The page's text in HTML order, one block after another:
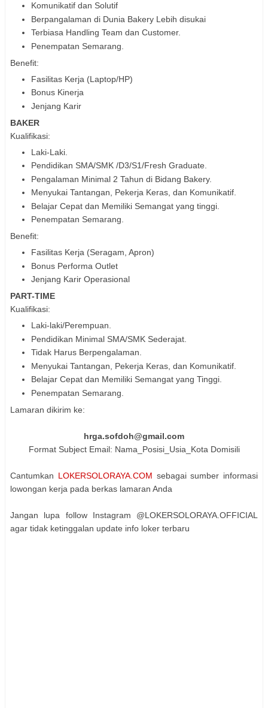
Komunikatif dan Solutif
Berpangalaman di Dunia Bakery Lebih disukai
Terbiasa Handling Team dan Customer.
Penempatan Semarang.
Benefit:
Fasilitas Kerja (Laptop/HP)
Bonus Kinerja
Jenjang Karir
BAKER
Kualifikasi:
Laki-Laki.
Pendidikan SMA/SMK /D3/S1/Fresh Graduate.
Pengalaman Minimal 2 Tahun di Bidang Bakery.
Menyukai Tantangan, Pekerja Keras, dan Komunikatif.
Belajar Cepat dan Memiliki Semangat yang tinggi.
Penempatan Semarang.
Benefit:
Fasilitas Kerja (Seragam, Apron)
Bonus Performa Outlet
Jenjang Karir Operasional
PART-TIME
Kualifikasi:
Laki-laki/Perempuan.
Pendidikan Minimal SMA/SMK Sederajat.
Tidak Harus Berpengalaman.
Menyukai Tantangan, Pekerja Keras, dan Komunikatif.
Belajar Cepat dan Memiliki Semangat yang Tinggi.
Penempatan Semarang.
Lamaran dikirim ke:
hrga.sofdoh@gmail.com
Format Subject Email: Nama_Posisi_Usia_Kota Domisili
Cantumkan LOKERSOLORAYA.COM sebagai sumber informasi
lowongan kerja pada berkas lamaran Anda
Jangan lupa follow Instagram @LOKERSOLORAYA.OFFICIAL
agar tidak ketinggalan update info loker terbaru